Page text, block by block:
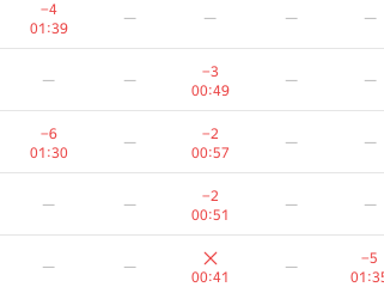
−4
01:39
— — — —
— —
−3
00:49
— —
−6
01:30
—
−2
00:57
— —
— —
−2
00:51
— —
— —
00:41
—
−5